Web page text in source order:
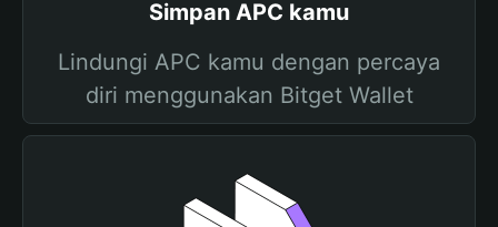
Simpan APC kamu
Lindungi APC kamu dengan percaya
diri menggunakan Bitget Wallet